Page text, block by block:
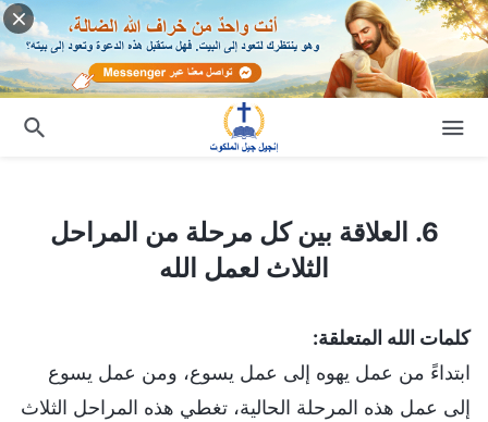
6. العلاقة بين كل مرحلة من المراحل
الثلاث لعمل الله
كلمات الله المتعلقة:
ابتداءً من عمل يهوه إلى عمل يسوع، ومن عمل يسوع
إلى عمل هذه المرحلة الحالية، تغطي هذه المراحل الثلاث